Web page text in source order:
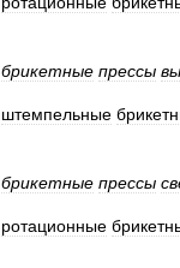
брикетные прессы
штемпельные
брикетные прессы
ротационные